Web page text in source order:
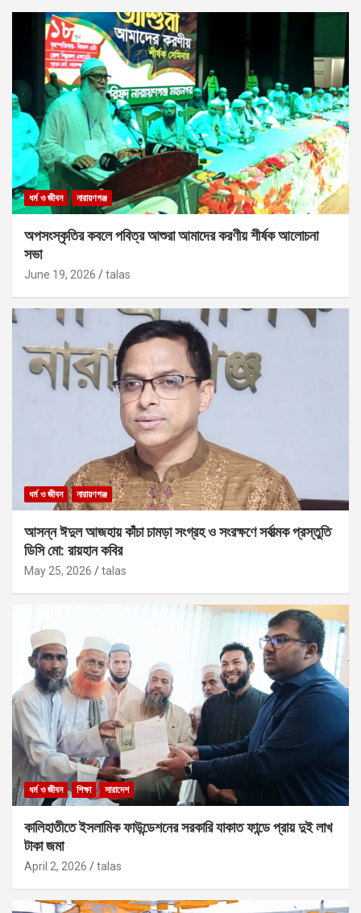
ধর্ম ও জীবন নারায়ণগঞ্জ
অপসংস্কৃতির কবলে পবিত্র আশুরা আমাদের করণীয় শীর্ষক আলোচনা
সভা
June 19, 2026 talas
ধর্ম ও জীবন নারায়ণগঞ্জ
আসন্ন ঈদুল আজহায় কাঁচা চামড়া সংগ্রহ ও সংরক্ষণে সর্বাত্মক প্রস্তুতি
ডিসি মো: রায়হান কবির
May 25, 2026 talas
ধর্ম ও জীবন শিক্ষা সারাদেশ
কালিহাতীতে ইসলামিক ফাউন্ডেশনের সরকারি যাকাত ফান্ডে প্রায় দুই লাখ
টাকা জমা
April 2, 2026 talas